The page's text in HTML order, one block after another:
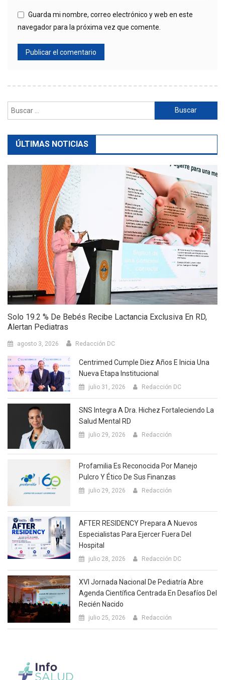
Guarda mi nombre, correo electrónico y web en este
navegador para la próxima vez que comente.
Buscar:
ÚLTIMAS NOTICIAS
Solo 19.2 % De Bebés Recibe Lactancia Exclusiva En RD,
Alertan Pediatras
agosto 3, 2026 Redacción DC
Centrimed Cumple Diez Años E Inicia Una
Nueva Etapa Institucional
julio 31, 2026 Redacción DC
SNS Integra A Dra. Hichez Fortaleciendo La
Salud Mental RD
julio 29, 2026 Redacción
Profamilia Es Reconocida Por Manejo
Pulcro Y Ético De Sus Finanzas
julio 29, 2026 Redacción
AFTER RESIDENCY Prepara A Nuevos
Especialistas Para Ejercer Fuera Del
Hospital
julio 28, 2026 Redacción DC
XVI Jornada Nacional De Pediatría Abre
Agenda Científica Centrada En Desafíos Del
Recién Nacido
julio 25, 2026 Redacción